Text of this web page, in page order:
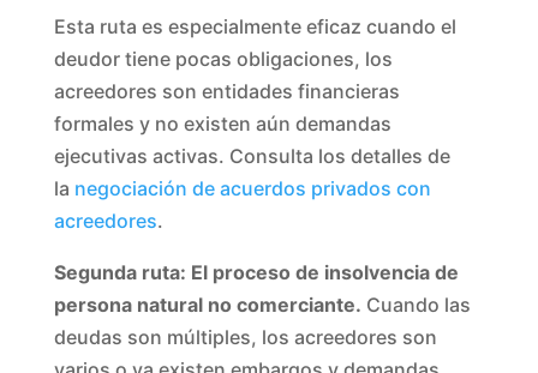
Esta ruta es especialmente eficaz cuando el
deudor tiene pocas obligaciones, los
acreedores son entidades financieras
formales y no existen aún demandas
ejecutivas activas. Consulta los detalles de
la negociación de acuerdos privados con
acreedores.
Segunda ruta: El proceso de insolvencia de
persona natural no comerciante. Cuando las
deudas son múltiples, los acreedores son